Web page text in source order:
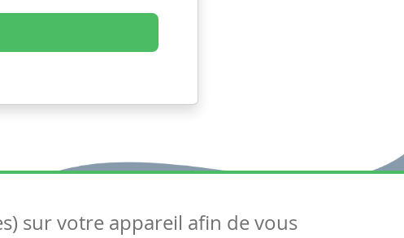
Suivez-nous
sur votre appareil afin de vous